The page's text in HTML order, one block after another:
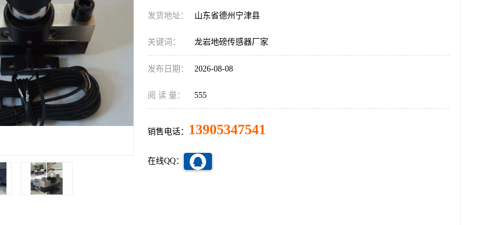
发货地址： 山东省德州宁津县
关键词： 龙岩地磅传感器厂家
发布日期： 2026-08-08
阅 读 量： 555
销售电话： 13905347541
在线QQ：